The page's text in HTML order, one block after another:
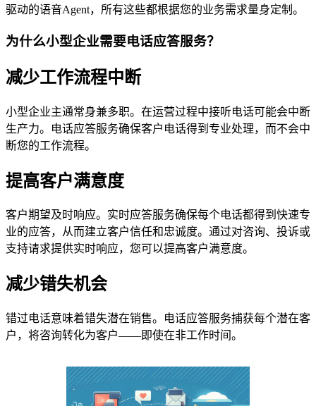
驱动的语音Agent，所有这些都根据您的业务需求量身定制。
为什么小型企业需要电话应答服务？
减少工作流程中断
小型企业主通常身兼多职。在运营过程中接听电话可能会中断
生产力。电话应答服务确保客户电话得到专业处理，而不会中
断您的工作流程。
提高客户满意度
客户期望及时响应。实时应答服务确保每个电话都得到快速专
业的应答，从而建立客户信任和忠诚度。通过对咨询、投诉或
支持请求提供实时响应，您可以提高客户满意度。
减少错失机会
错过电话意味着错失潜在销售。电话应答服务捕获每个潜在客
户，将咨询转化为客户——即使在非工作时间。